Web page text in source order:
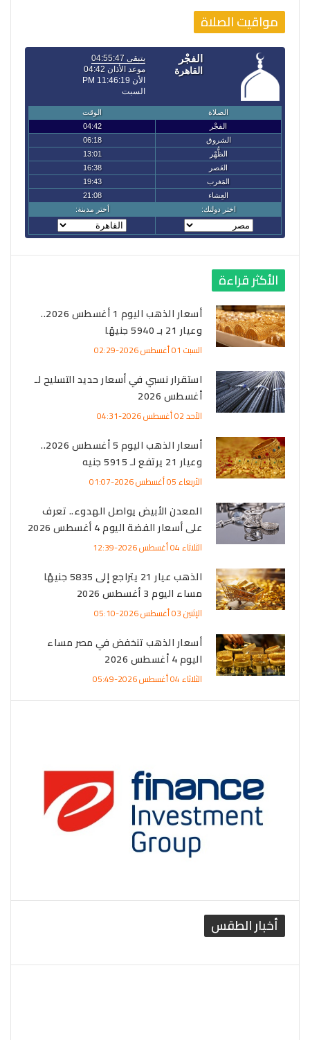
مواقيت الصلاة
الأكثر قراءة
أسعار الذهب اليوم 1 أغسطس 2026..
وعيار 21 بـ 5940 جنيهًا
السبت 01 أغسطس 2026-02:29
استقرار نسبي في أسعار حديد التسليح لـ
أغسطس 2026
الأحد 02 أغسطس 2026-04:31
أسعار الذهب اليوم 5 أغسطس 2026..
وعيار 21 يرتفع لـ 5915 جنيه
الأربعاء 05 أغسطس 2026-01:07
المعدن الأبيض يواصل الهدوء.. تعرف
على أسعار الفضة اليوم 4 أغسطس 2026
الثلاثاء 04 أغسطس 2026-12:39
الذهب عيار 21 يتراجع إلى 5835 جنيهًا
مساء اليوم 3 أغسطس 2026
الإثنين 03 أغسطس 2026-05:10
أسعار الذهب تنخفض في مصر مساء
اليوم 4 أغسطس 2026
الثلاثاء 04 أغسطس 2026-05:49
أخبار الطقس